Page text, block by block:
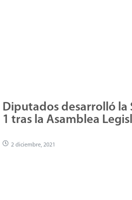
Diputados desarrolló la
1 tras la Asamblea
2 diciembre, 2021